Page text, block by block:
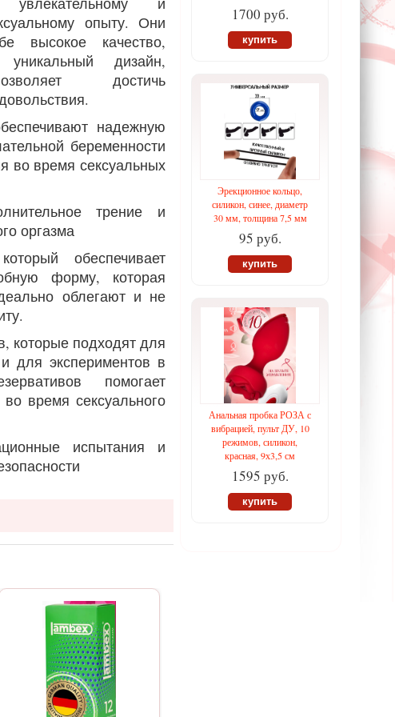
опыту. Они
высокое качество,
дизайн,
достичь
надежную
беременности
во время сексуальных
трение и
оргазма
обеспечивает
форму, которая
облегают и не
которые подходят для
для экспериментов в
помогает
время сексуального
испытания и
1700 руб.
купить
Эрекционное кольцо,
силикон, синее, диаметр
30 мм, толщина 7,5 мм
95 руб.
купить
Анальная пробка РОЗА с
вибрацией, пульт ДУ, 10
режимов, силикон,
красная, 9х3,5 см
1595 руб.
купить